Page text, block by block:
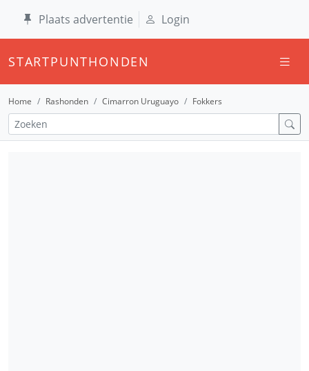
Plaats advertentie Login
STARTPUNTHONDEN
Home Rashonden Cimarron Uruguayo Fokkers